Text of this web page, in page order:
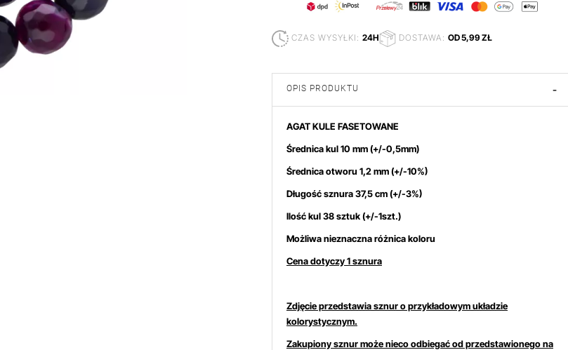
CZAS WYSYŁKI: 24H DOSTAWA: OD 5,99 ZŁ
OPIS PRODUKTU -
AGAT KULE FASETOWANE
Średnica kul 10 mm(+/-0,5mm)
Średnica otworu 1,2 mm (+/-10%)
Długość sznura 37,5 cm (+/-3%)
Ilość kul 38 sztuk (+/-1szt.)
Możliwa nieznaczna różnica koloru
Cena dotyczy 1 sznura
Zdjęcie przedstawia sznur o przykładowym układzie
kolorystycznym.
Zakupiony sznur może nieco odbiegać od przedstawionego na